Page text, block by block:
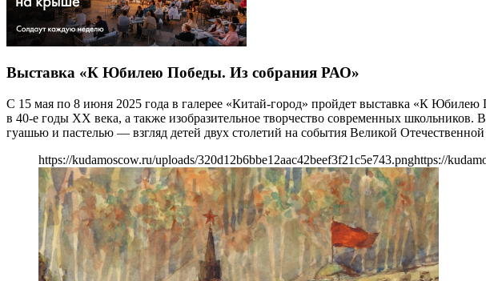
Выставка «К Юбилею Победы. Из собрания РАО»
С 15 мая по 8 июня 2025 года в галерее «Китай-город» пройдет выставка «К
в 40-е годы ХХ века, а также изобразительное творчество современных
гуашью и пастелью — взгляд детей двух столетий на события Великой
https://kudamoscow.ru/uploads/320d12b6bbe12aac42beef3f21c5e743.pnghttps://